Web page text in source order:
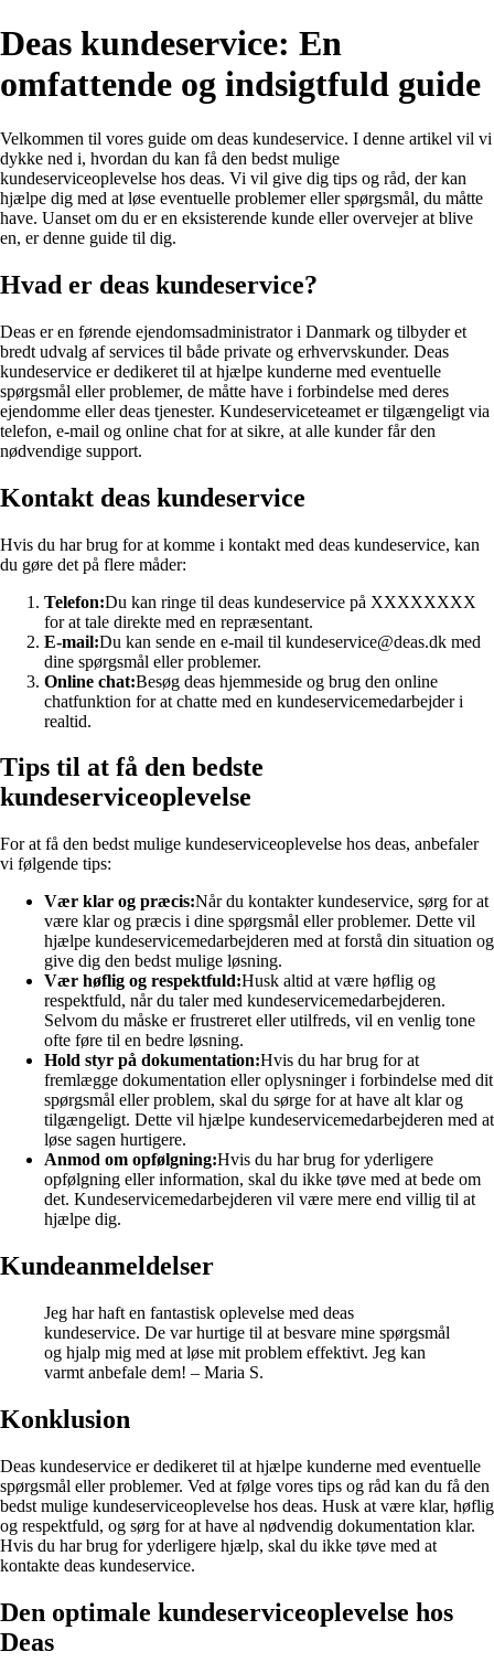
Deas kundeservice: En
omfattende og indsigtfuld guide
Velkommen til vores guide om deas kundeservice. I denne artikel vil vi
dykke ned i, hvordan du kan få den bedst mulige
kundeserviceoplevelse hos deas. Vi vil give dig tips og råd, der kan
hjælpe dig med at løse eventuelle problemer eller spørgsmål, du måtte
have. Uanset om du er en eksisterende kunde eller overvejer at blive
en, er denne guide til dig.
Hvad er deas kundeservice?
Deas er en førende ejendomsadministrator i Danmark og tilbyder et
bredt udvalg af services til både private og erhvervskunder. Deas
kundeservice er dedikeret til at hjælpe kunderne med eventuelle
spørgsmål eller problemer, de måtte have i forbindelse med deres
ejendomme eller deas tjenester. Kundeserviceteamet er tilgængeligt via
telefon, e-mail og online chat for at sikre, at alle kunder får den
nødvendige support.
Kontakt deas kundeservice
Hvis du har brug for at komme i kontakt med deas kundeservice, kan
du gøre det på flere måder:
Telefon:Du kan ringe til deas kundeservice på XXXXXXXX
for at tale direkte med en repræsentant.
E-mail:Du kan sende en e-mail til kundeservice@deas.dk med
dine spørgsmål eller problemer.
Online chat:Besøg deas hjemmeside og brug den online
chatfunktion for at chatte med en kundeservicemedarbejder i
realtid.
Tips til at få den bedste
kundeserviceoplevelse
For at få den bedst mulige kundeserviceoplevelse hos deas, anbefaler
vi følgende tips:
Vær klar og præcis:Når du kontakter kundeservice, sørg for at
være klar og præcis i dine spørgsmål eller problemer. Dette vil
hjælpe kundeservicemedarbejderen med at forstå din situation og
give dig den bedst mulige løsning.
Vær høflig og respektfuld:Husk altid at være høflig og
respektfuld, når du taler med kundeservicemedarbejderen.
Selvom du måske er frustreret eller utilfreds, vil en venlig tone
ofte føre til en bedre løsning.
Hold styr på dokumentation:Hvis du har brug for at
fremlægge dokumentation eller oplysninger i forbindelse med dit
spørgsmål eller problem, skal du sørge for at have alt klar og
tilgængeligt. Dette vil hjælpe kundeservicemedarbejderen med at
løse sagen hurtigere.
Anmod om opfølgning:Hvis du har brug for yderligere
opfølgning eller information, skal du ikke tøve med at bede om
det. Kundeservicemedarbejderen vil være mere end villig til at
hjælpe dig.
Kundeanmeldelser
Jeg har haft en fantastisk oplevelse med deas
kundeservice. De var hurtige til at besvare mine spørgsmål
og hjalp mig med at løse mit problem effektivt. Jeg kan
varmt anbefale dem! – Maria S.
Konklusion
Deas kundeservice er dedikeret til at hjælpe kunderne med eventuelle
spørgsmål eller problemer. Ved at følge vores tips og råd kan du få den
bedst mulige kundeserviceoplevelse hos deas. Husk at være klar, høflig
og respektfuld, og sørg for at have al nødvendig dokumentation klar.
Hvis du har brug for yderligere hjælp, skal du ikke tøve med at
kontakte deas kundeservice.
Den optimale kundeserviceoplevelse hos
Deas